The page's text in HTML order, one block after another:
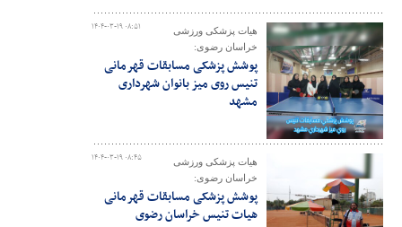
۱۴۰۴-۰۳-۱۹ ۰۸:۵۱
هیات پزشکی ورزشی
خراسان رضوی:
پوشش پزشکی مسابقات قهرمانی
تنیس روی میز بانوان شهرداری
مشهد
۱۴۰۴-۰۳-۱۹ ۰۸:۴۵
هیات پزشکی ورزشی
خراسان رضوی:
پوشش پزشکی مسابقات قهرمانی
هیات تنیس خراسان رضوی